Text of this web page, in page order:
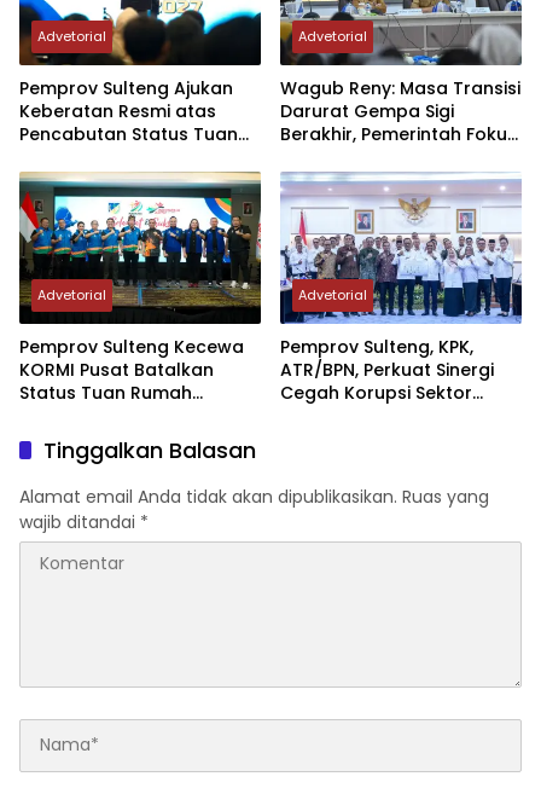
Advetorial
Pemprov Sulteng Ajukan
Keberatan Resmi atas
Pencabutan Status Tuan
2027
Advetorial
Wagub Reny: Masa Transisi
Darurat Gempa Sigi
Berakhir, Pemerintah Fokus
Advetorial
Pemprov Sulteng Kecewa
KORMI Pusat Batalkan
Status Tuan Rumah
Keputusan Sepihak dan
Tanpa Koordinasi
Advetorial
Pemprov Sulteng, KPK,
ATR/BPN, Perkuat Sinergi
Cegah Korupsi Sektor
Tinggalkan Balasan
Alamat email Anda tidak akan dipublikasikan. Ruas yang
wajib ditandai *